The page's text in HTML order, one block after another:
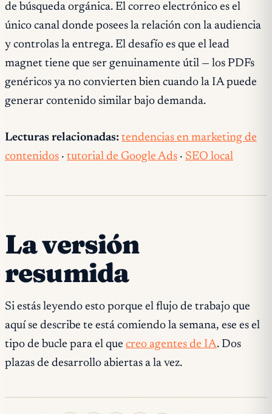
de búsqueda orgánica. El correo electrónico es el
único canal donde posees la relación con la audiencia
y controlas la entrega. El desafío es que el lead
magnet tiene que ser genuinamente útil — los PDFs
genéricos ya no convierten bien cuando la IA puede
generar contenido similar bajo demanda.
Lecturas relacionadas: tendencias en marketing de
contenidos · tutorial de Google Ads · SEO local
La versión
resumida
Si estás leyendo esto porque el flujo de trabajo que
aquí se describe te está comiendo la semana, ese es el
tipo de bucle para el que creo agentes de IA. Dos
plazas de desarrollo abiertas a la vez.